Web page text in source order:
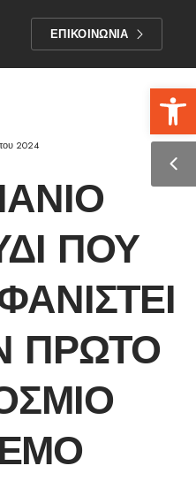
ΕΠΙΚΟΙΝΩΝΙΑ
2024
ΠΟΥ
ΠΡΏΤΟ